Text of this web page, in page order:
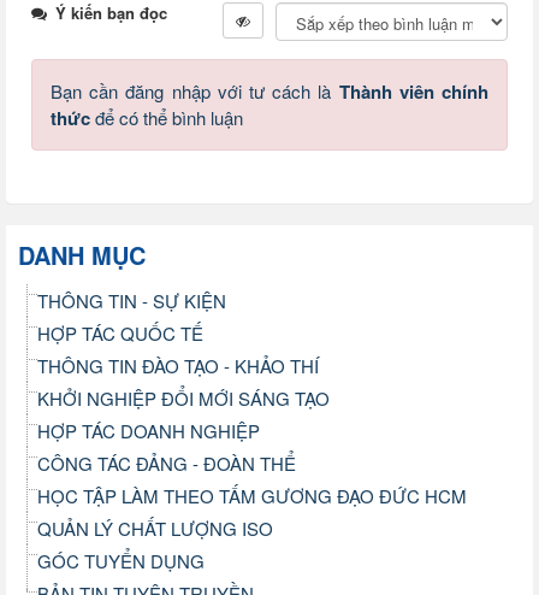
Ý kiến bạn đọc
Bạn cần đăng nhập với tư cách là Thành viên chính
thứcđể có thể bình luận
DANH MỤC
THÔNG TIN - SỰ KIỆN
HỢP TÁC QUỐC TẾ
THÔNG TIN ĐÀO TẠO - KHẢO THÍ
KHỞI NGHIỆP ĐỔI MỚI SÁNG TẠO
HỢP TÁC DOANH NGHIỆP
CÔNG TÁC ĐẢNG - ĐOÀN THỂ
HỌC TẬP LÀM THEO TẤM GƯƠNG ĐẠO ĐỨC HCM
QUẢN LÝ CHẤT LƯỢNG ISO
GÓC TUYỂN DỤNG